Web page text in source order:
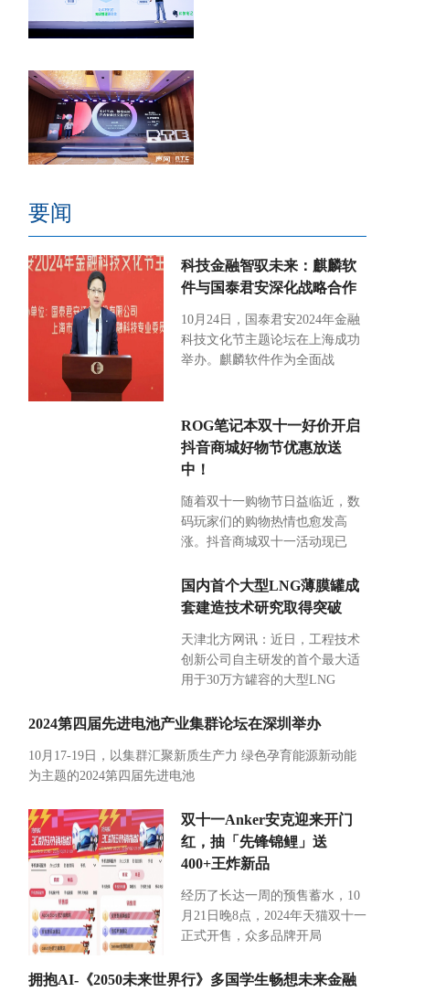
要闻
科技金融智驭未来：麒麟软
件与国泰君安深化战略合作
10月24日，国泰君安2024年金融
科技文化节主题论坛在上海成功
举办。麒麟软件作为全面战
ROG笔记本双十一好价开启
抖音商城好物节优惠放送
中！
随着双十一购物节日益临近，数
码玩家们的购物热情也愈发高
涨。抖音商城双十一活动现已
国内首个大型LNG薄膜罐成
套建造技术研究取得突破
天津北方网讯：近日，工程技术
创新公司自主研发的首个最大适
用于30万方罐容的大型LNG
2024第四届先进电池产业集群论坛在深圳举办
10月17-19日，以集群汇聚新质生产力 绿色孕育能源新动能
为主题的2024第四届先进电池
双十一Anker安克迎来开门
红，抽「先锋锦鲤」送
400+王炸新品
经历了长达一周的预售蓄水，10
月21日晚8点，2024年天猫双十一
正式开售，众多品牌开局
拥抱AI-《2050未来世界行》多国学生畅想未来金融